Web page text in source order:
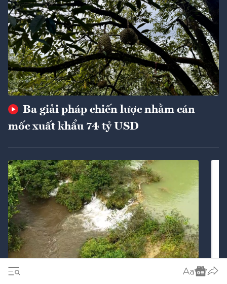
Ba giải pháp chiến lược nhằm cán
mốc xuất khẩu 74 tỷ USD